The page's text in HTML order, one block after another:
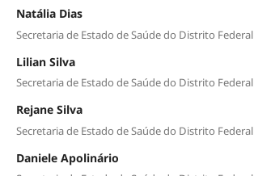
Natália Dias
Secretaria de Estado de Saúde do Distrito Federal
Lilian Silva
Secretaria de Estado de Saúde do Distrito Federal
Rejane Silva
Secretaria de Estado de Saúde do Distrito Federal
Daniele Apolinário